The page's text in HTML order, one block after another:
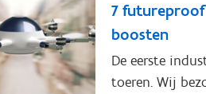
7
boosten
De eerste
toeren. Wij